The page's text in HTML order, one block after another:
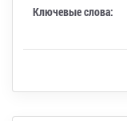
Ключевые слова: